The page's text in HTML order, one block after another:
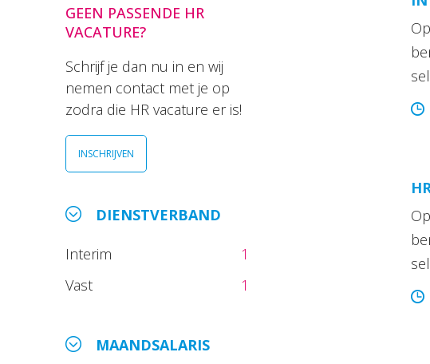
GEEN PASSENDE HR
VACATURE?
Schrijf je dan nu in en wij
nemen contact met je op
zodra die HR vacature er is!
INSCHRIJVEN
DIENSTVERBAND
Interim
1
Vast
1
MAANDSALARIS